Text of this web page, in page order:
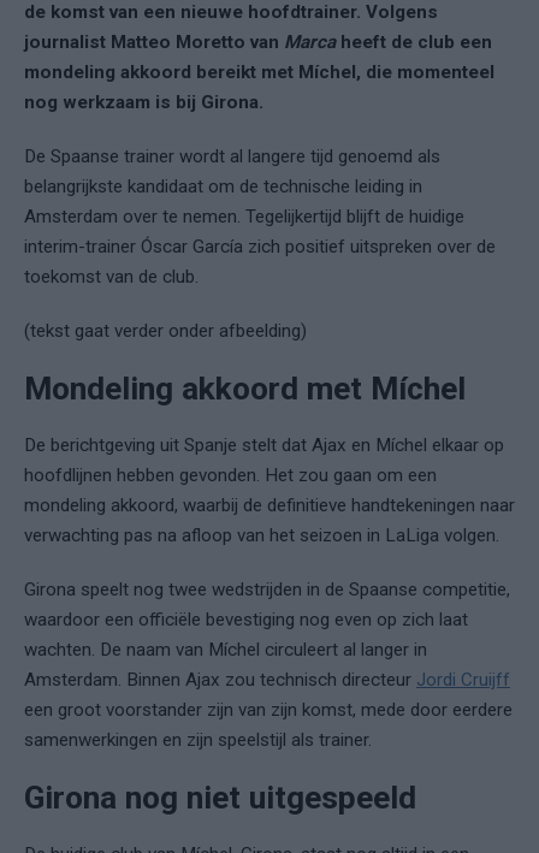
de komst van een nieuwe hoofdtrainer. Volgens
journalist Matteo Moretto van Marcaheeft de club een
mondeling akkoord bereikt met Míchel, die momenteel
nog werkzaam is bij Girona.
De Spaanse trainer wordt al langere tijd genoemd als
belangrijkste kandidaat om de technische leiding in
Amsterdam over te nemen. Tegelijkertijd blijft de huidige
interim-trainer Óscar García zich positief uitspreken over de
toekomst van de club.
(tekst gaat verder onder afbeelding)
Mondeling akkoord met Míchel
De berichtgeving uit Spanje stelt dat Ajax en Míchel elkaar op
hoofdlijnen hebben gevonden. Het zou gaan om een
mondeling akkoord, waarbij de definitieve handtekeningen naar
verwachting pas na afloop van het seizoen in LaLiga volgen.
Girona speelt nog twee wedstrijden in de Spaanse competitie,
waardoor een officiële bevestiging nog even op zich laat
wachten. De naam van Míchel circuleert al langer in
Amsterdam. Binnen Ajax zou technisch directeur Jordi Cruijff
een groot voorstander zijn van zijn komst, mede door eerdere
samenwerkingen en zijn speelstijl als trainer.
Girona nog niet uitgespeeld